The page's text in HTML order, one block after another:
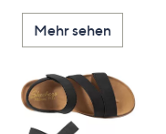
Mehr sehen